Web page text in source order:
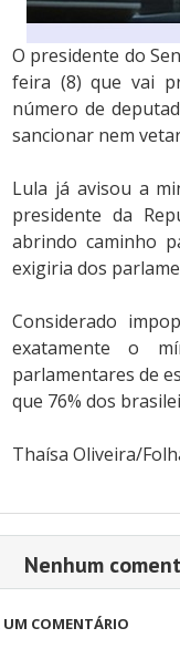
O presidente do
feira (8) que vai
número de
sancionar nem
Lula já avisou a
presidente da
abrindo caminho
exigiria dos
Considerado
exatamente o
parlamentares de
que 76% dos
Thaísa Oliveira/
Nenhum
UM COMENTÁRIO